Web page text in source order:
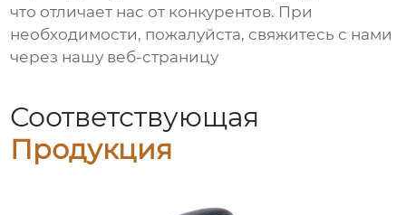
что отличает нас от конкурентов. При
необходимости, пожалуйста, свяжитесь с нами
через нашу веб-страницу
Соответствующая
Продукция